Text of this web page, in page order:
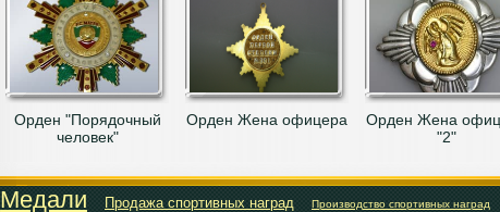
Орден "Порядочный
человек"
Орден Жена офицера
Орден Жена
"2"
Медали Продажа спортивных наград Производство спортивных наград